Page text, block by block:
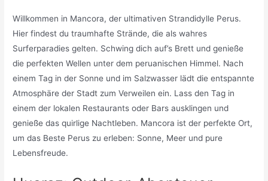
Willkommen in Mancora, der ultimativen Strandidylle Perus.
Hier findest du traumhafte Strände, die als wahres
Surferparadies gelten. Schwing dich auf’s Brett und genieße
die perfekten Wellen unter dem peruanischen Himmel. Nach
einem Tag in der Sonne und im Salzwasser lädt die entspannte
Atmosphäre der Stadt zum Verweilen ein. Lass den Tag in
einem der lokalen Restaurants oder Bars ausklingen und
genieße das quirlige Nachtleben. Mancora ist der perfekte Ort,
um das Beste Perus zu erleben: Sonne, Meer und pure
Lebensfreude.